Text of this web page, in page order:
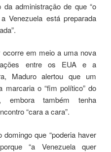
da administração de que “o
Venezuela está preparada
em meio a uma nova
entre os EUA e a
Maduro alertou que um
marcaria o “fim político” do
embora também tenha
“cara a cara”.
que “poderia haver
“a Venezuela quer